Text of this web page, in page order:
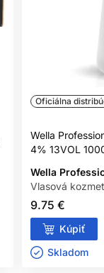
očí ich okamžite
v
Oficiálna
Wella
4% 13VOL
Wella
Vlasová
9.75 €
Kúpiť
Skladom ㅤ